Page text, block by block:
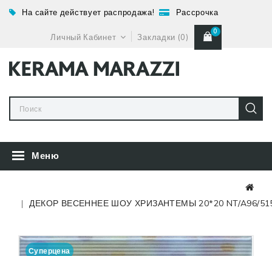
На сайте действует распродажа! Рассрочка
Личный Кабинет Закладки (0)
0
Меню
ДЕКОР ВЕСЕННЕЕ ШОУ ХРИЗАНТЕМЫ 20*20 NT/A96/
Суперцена